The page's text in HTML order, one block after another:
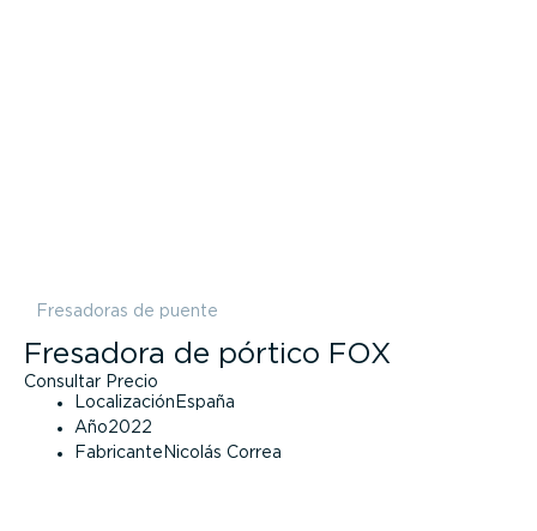
Fresadoras de puente
Fresadora de pórtico FOX
Consultar Precio
Localización España
Año2022
Fabricante Nicolás Correa